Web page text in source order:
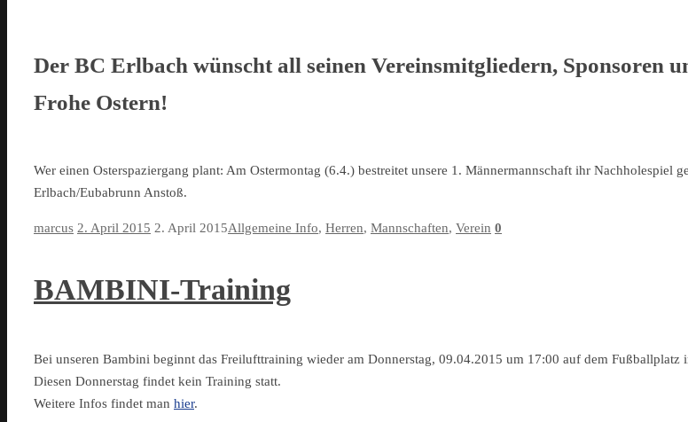
Der BC Erlbach wünscht all seinen Vereinsmitgliedern, Sponsoren
Frohe Ostern!
Wer einen Osterspaziergang plant: Am Ostermontag (6.4.) bestreitet unsere 1. Männermannschaft ihr Nachholespiel
Erlbach/Eubabrunn Anstoß.
marcus 2. April 2015 2. April 2015Allgemeine Info, Herren, Mannschaften, Verein 0
BAMBINI-Training
Bei unseren Bambini beginnt das Freilufttraining wieder am Donnerstag, 09.04.2015 um 17:00 auf dem Fußballplatz
Diesen Donnerstag findet kein Training statt.
Weitere Infos findet man hier.